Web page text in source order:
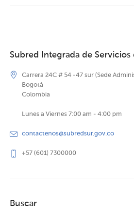
Subred Integrada de Servicios
Carrera 24C # 54 -47 sur (Sede
Bogotá
Colombia
Lunes a Viernes 7:00 am - 4:00 pm
contactenos@subredsur.gov.co
+57 (601) 7300000
Buscar